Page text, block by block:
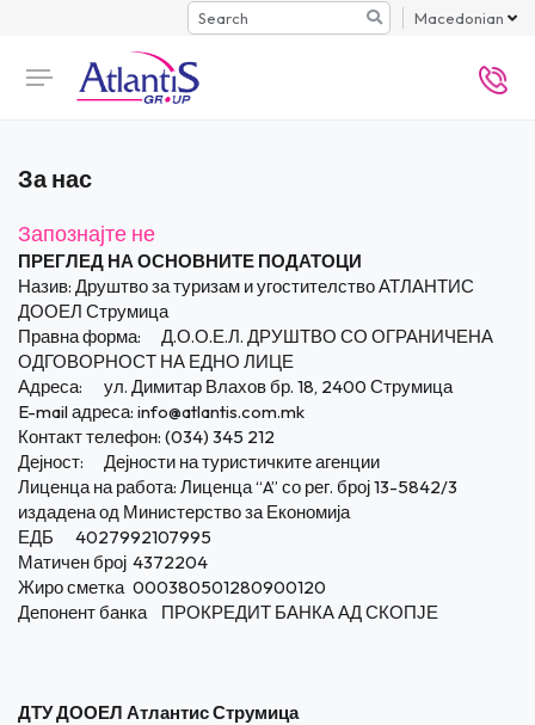
Search Macedonian
За нас
Запознајте не
ПРЕГЛЕД НА ОСНОВНИТЕ ПОДАТОЦИ
Назив: Друштво за туризам и угостителство АТЛАНТИС
ДООЕЛ Струмица
Правна форма:
Д.О.О.Е.Л. ДРУШТВО СО ОГРАНИЧЕНА
ОДГОВОРНОСТ НА ЕДНО ЛИЦЕ
Адреса:
ул. Димитар Влахов бр. 18, 2400 Струмица
E-mail адреса: info@atlantis.com.mk
Контакт телефон: (034) 345 212
Дејност:
Дејности на туристичките агенции
Лиценца на работа: Лиценца “A” со рег. број 13-5842/3
издадена од Министерство за Економија
ЕДБ
4027992107995
Матичен број 4372204
Жиро сметка 000380501280900120
Депонент банка
ПРОКРЕДИТ БАНКА АД СКОПЈЕ
ДТУ ДООЕЛ Атлантис Струмица